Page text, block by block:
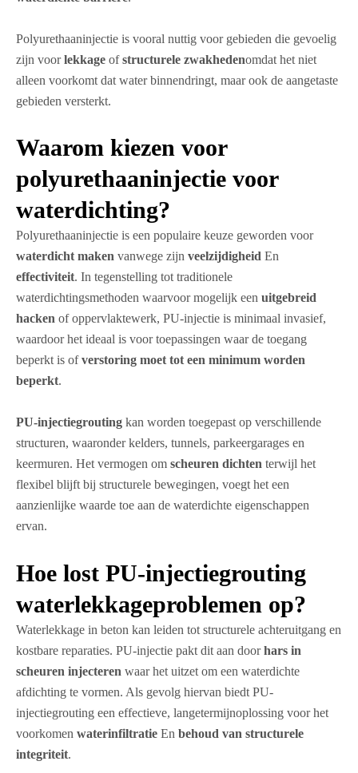
Polyurethaaninjectie is vooral nuttig voor gebieden die gevoelig
zijn voorlekkage ofstructurele zwakhedenomdat het niet
alleen voorkomt dat water binnendringt, maar ook de aangetaste
gebieden versterkt.
Waarom kiezen voor
polyurethaaninjectie voor
waterdichting?
Polyurethaaninjectie is een populaire keuze geworden voor
waterdicht maken vanwege zijn veelzijdigheid En
effectiviteit. In tegenstelling tot traditionele
waterdichtingsmethoden waarvoor mogelijk een uitgebreid
hacken of oppervlaktewerk, PU-injectie is minimaal invasief,
waardoor het ideaal is voor toepassingen waar de toegang
beperkt is ofverstoring moet tot een minimum worden
beperkt.
PU-injectiegrouting kan worden toegepast op verschillende
structuren, waaronder kelders, tunnels, parkeergarages en
keermuren. Het vermogen om scheuren dichten terwijl het
flexibel blijft bij structurele bewegingen, voegt het een
aanzienlijke waarde toe aan de waterdichte eigenschappen
ervan.
Hoe lost PU-injectiegrouting
waterlekkageproblemen op?
Waterlekkage in beton kan leiden tot structurele achteruitgang en
kostbare reparaties. PU-injectie pakt dit aan doorhars in
scheuren injecteren waar het uitzet om een waterdichte
afdichting te vormen. Als gevolg hiervan biedt PU-
injectiegrouting een effectieve, langetermijnoplossing voor het
voorkomen waterinfiltratie En behoud van structurele
integriteit.